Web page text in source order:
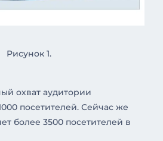
Рисунок 1.
охват аудитории
посетителей. Сейчас же
более 3500 посетителей в